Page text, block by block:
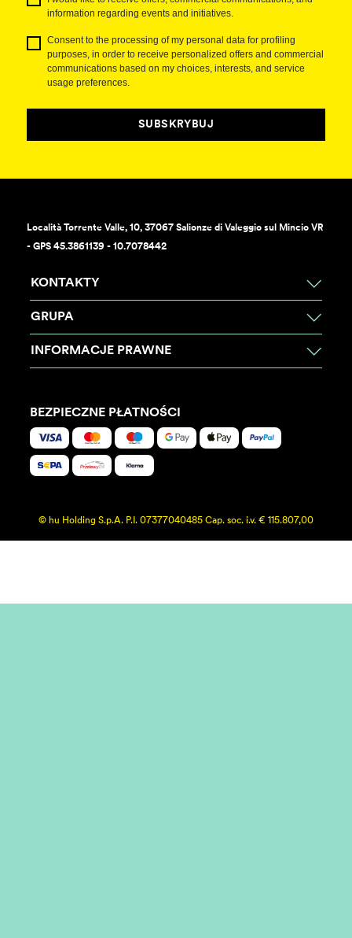
information regarding events and initiatives.
Consent to the processing of my personal data for profiling
purposes, in order to receive personalized offers and commercial
communications based on my choices, interests, and service
usage preferences.
SUBSKRYBUJ
Località Torrente Valle, 10, 37067 Salionze di Valeggio sul Mincio VR
- GPS 45.3861139 - 10.7078442
KONTAKTY
GRUPA
INFORMACJE PRAWNE
BEZPIECZNE PŁATNOŚCI
© hu Holding S.p.A. P.I. 07377040485 Cap. soc. i.v. € 115.807,00